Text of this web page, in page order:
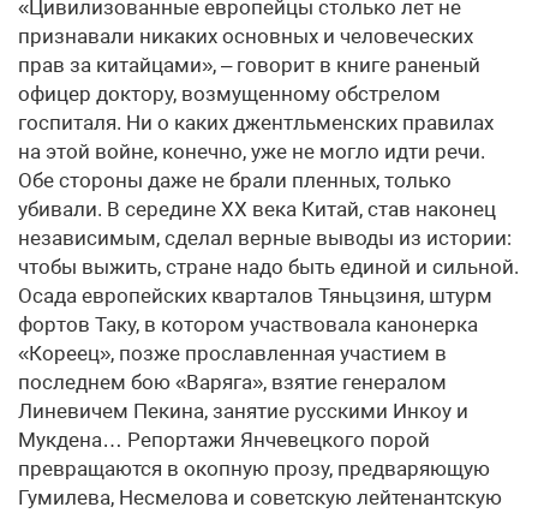
«Цивилизованные европейцы столько лет не
признавали никаких основных и человеческих
прав за китайцами», – говорит в книге раненый
офицер доктору, возмущенному обстрелом
госпиталя. Ни о каких джентльменских правилах
на этой войне, конечно, уже не могло идти речи.
Обе стороны даже не брали пленных, только
убивали. В середине ХХ века Китай, став наконец
независимым, сделал верные выводы из истории:
чтобы выжить, стране надо быть единой и сильной.
Осада европейских кварталов Тяньцзиня, штурм
фортов Таку, в котором участвовала канонерка
«Кореец», позже прославленная участием в
последнем бою «Варяга», взятие генералом
Линевичем Пекина, занятие русскими Инкоу и
Мукдена… Репортажи Янчевецкого порой
превращаются в окопную прозу, предваряющую
Гумилева, Несмелова и советскую лейтенантскую